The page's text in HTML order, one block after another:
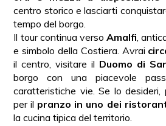
centro storico e lasciarti
tempo del borgo.
Il tour continua versoAmalfi ,
e simbolo della Costiera. Avrai
il centro, visitare il Duomo di
borgo con una piacevole
caratteristiche vie. Se lo
per il pranzo in uno dei
la cucina tipica del territorio.